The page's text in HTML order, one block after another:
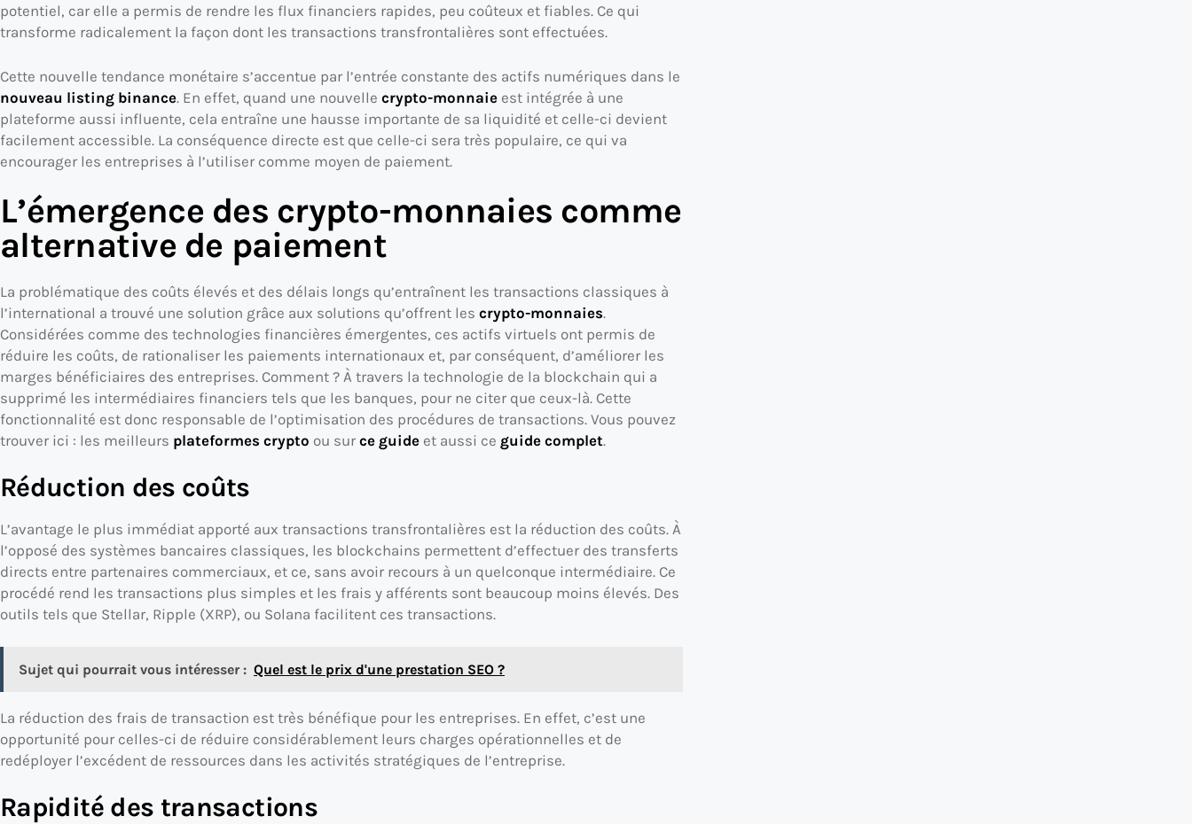
potentiel, car elle a permis de rendre les flux financiers rapides, peu coûteux et fiables. Ce qui
transforme radicalement la façon dont les transactions transfrontalières sont effectuées.
Cette nouvelle tendance monétaire s’accentue par l’entrée constante des actifs numériques dans le
nouveau listing binance. En effet, quand une nouvelle crypto-monnaie est intégrée à une
plateforme aussi influente, cela entraîne une hausse importante de sa liquidité et celle-ci devient
facilement accessible. La conséquence directe est que celle-ci sera très populaire, ce qui va
encourager les entreprises à l’utiliser comme moyen de paiement.
L’émergence des crypto-monnaies comme
alternative de paiement
La problématique des coûts élevés et des délais longs qu’entraînent les transactions classiques à
l’international a trouvé une solution grâce aux solutions qu’offrent les crypto-monnaies.
Considérées comme des technologies financières émergentes, ces actifs virtuels ont permis de
réduire les coûts, de rationaliser les paiements internationaux et, par conséquent, d’améliorer les
marges bénéficiaires des entreprises. Comment ? À travers la technologie de la blockchain qui a
supprimé les intermédiaires financiers tels que les banques, pour ne citer que ceux-là. Cette
fonctionnalité est donc responsable de l’optimisation des procédures de transactions. Vous pouvez
trouver ici : les meilleurs plateformes crypto ou sur ce guide et aussi ce guide complet.
Réduction des coûts
L’avantage le plus immédiat apporté aux transactions transfrontalières est la réduction des coûts. À
l’opposé des systèmes bancaires classiques, les blockchains permettent d’effectuer des transferts
directs entre partenaires commerciaux, et ce, sans avoir recours à un quelconque intermédiaire. Ce
procédé rend les transactions plus simples et les frais y afférents sont beaucoup moins élevés. Des
outils tels que Stellar, Ripple (XRP), ou Solana facilitent ces transactions.
Sujet qui pourrait vous intéresser : Quel est le prix d'une prestation SEO ?
La réduction des frais de transaction est très bénéfique pour les entreprises. En effet, c’est une
opportunité pour celles-ci de réduire considérablement leurs charges opérationnelles et de
redéployer l’excédent de ressources dans les activités stratégiques de l’entreprise.
Rapidité des transactions